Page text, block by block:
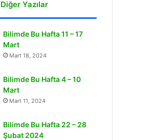
Yazılar
Bilimde Bu Hafta 11 – 17
Mart
Mart 18, 2024
Bilimde Bu Hafta 4 – 10
Mart
Mart 11, 2024
Bilimde Bu Hafta 22 – 28
Şubat 2024